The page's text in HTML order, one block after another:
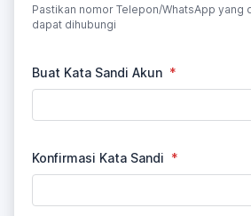
Pastikan nomor Telepon/WhatsApp yang
dapat dihubungi
Buat Kata Sandi Akun
Konfirmasi Kata Sandi